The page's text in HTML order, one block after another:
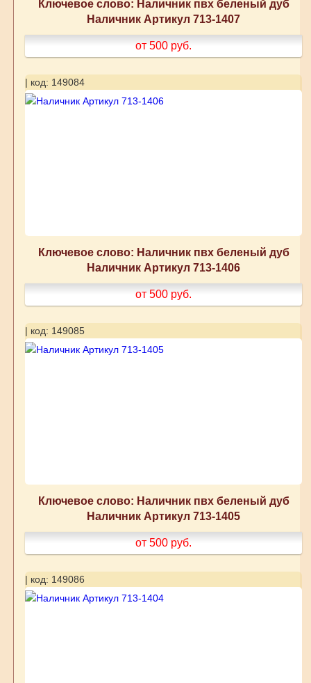
Ключевое слово: Наличник пвх беленый дуб
Наличник Артикул 713-1407
от 500 руб.
| код: 149084
Ключевое слово: Наличник пвх беленый дуб
Наличник Артикул 713-1406
от 500 руб.
| код: 149085
Ключевое слово: Наличник пвх беленый дуб
Наличник Артикул 713-1405
от 500 руб.
| код: 149086